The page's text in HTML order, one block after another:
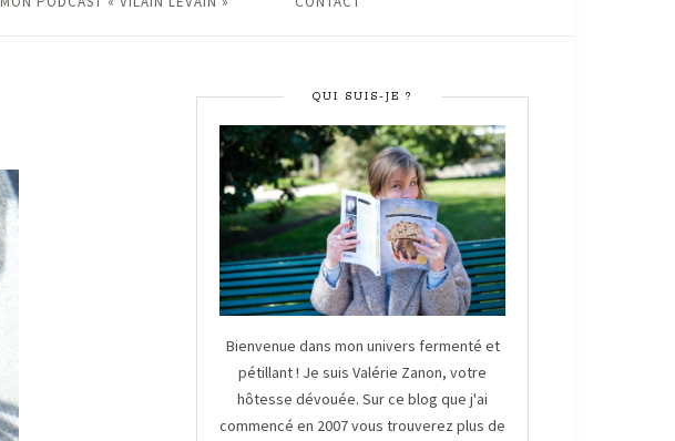
QUI SUIS-JE ?
Bienvenue dans mon univers fermenté et
pétillant ! Je suis Valérie Zanon, votre
hôtesse dévouée. Sur ce blog que j'ai
commencé en 2007 vous trouverez plus de